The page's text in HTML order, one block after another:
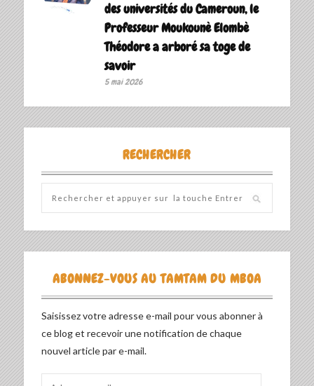
des universités du Cameroun, le
Professeur Moukounè Elombè
Théodore a arboré sa toge de
savoir ‎
5 mai 2026
RECHERCHER
ABONNEZ-VOUS AU TAMTAM DU MBOA
Saisissez votre adresse e-mail pour vous abonner à
ce blog et recevoir une notification de chaque
nouvel article par e-mail.
Adresse